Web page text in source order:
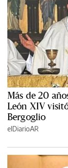
Más de 20
León XIV
Bergoglio
elDiarioAR